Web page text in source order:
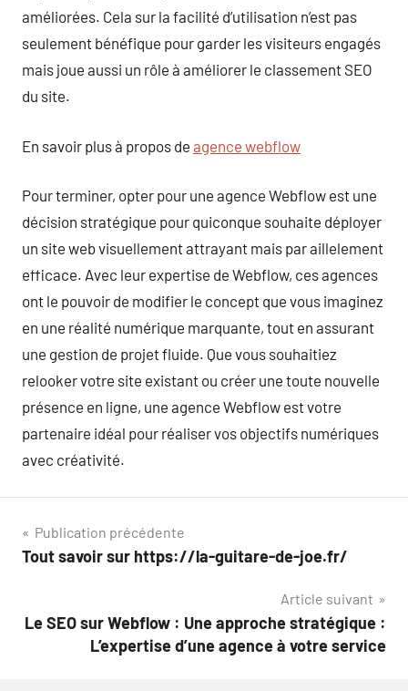
améliorées. Cela sur la facilité d’utilisation n’est pas
seulement bénéfique pour garder les visiteurs engagés
mais joue aussi un rôle à améliorer le classement SEO
du site.
En savoir plus à propos de agence webflow
Pour terminer, opter pour une agence Webflow est une
décision stratégique pour quiconque souhaite déployer
un site web visuellement attrayant mais par aillelement
efficace. Avec leur expertise de Webflow, ces agences
ont le pouvoir de modifier le concept que vous imaginez
en une réalité numérique marquante, tout en assurant
une gestion de projet fluide. Que vous souhaitiez
relooker votre site existant ou créer une toute nouvelle
présence en ligne, une agence Webflow est votre
partenaire idéal pour réaliser vos objectifs numériques
avec créativité.
Navigation
de
Publication précédente
Tout savoir sur https://la-guitare-de-joe.fr/
Article suivant
Le SEO sur Webflow : Une approche stratégique :
L’expertise d’une agence à votre service